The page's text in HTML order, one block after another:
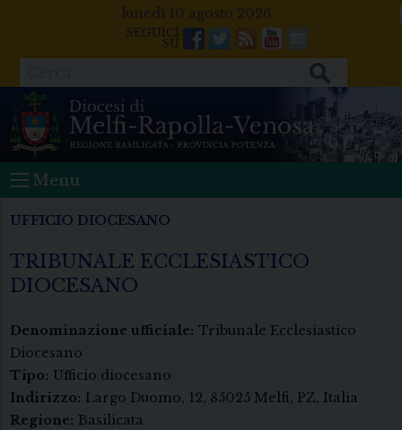
lunedì 10 agosto 2026
Facebook
Twitter
FeedsYoutube
Mail
Menu
UFFICIO DIOCESANO
TRIBUNALE ECCLESIASTICO
DIOCESANO
Denominazione ufficiale: Tribunale Ecclesiastico
Diocesano
Tipo: Ufficio diocesano
Indirizzo: Largo Duomo, 12, 85025 Melfi, PZ, Italia
Regione: Basilicata